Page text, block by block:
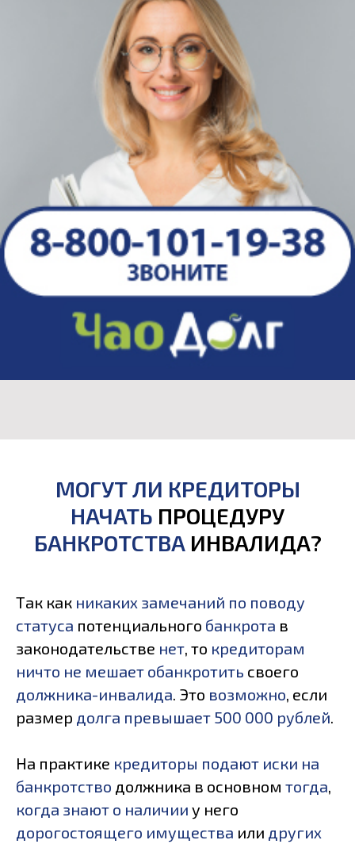
МОГУТ ЛИ КРЕДИТОРЫ
НАЧАТЬ ПРОЦЕДУРУ
БАНКРОТСТВА ИНВАЛИДА?
Так как никаких замечаний по поводу
статуса потенциального банкрота в
законодательстве нет, то кредиторам
ничто не мешает обанкротить своего
должника-инвалида. Это возможно, если
размер долга превышает 500 000 рублей.
На практике кредиторы подают иски на
банкротство должника в основном тогда,
когда знают о наличии у него
дорогостоящего имущества или других